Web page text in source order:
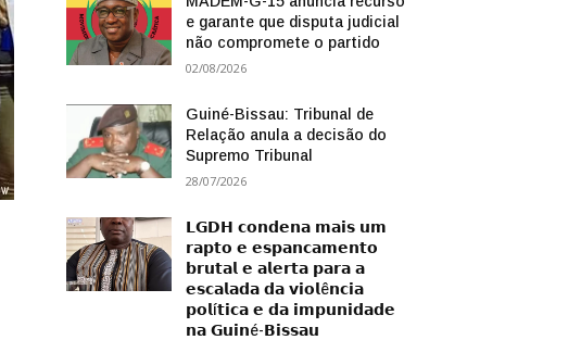
e garante que disputa judicial
não compromete o partido
02/08/2026
Guiné-Bissau: Tribunal de
Relação anula a decisão do
Supremo Tribunal
28/07/2026
𝗟𝗚𝗗𝗛 𝗰𝗼𝗻𝗱𝗲𝗻𝗮 𝗺𝗮𝗶𝘀 𝘂𝗺
𝗿𝗮𝗽𝘁𝗼 𝗲 𝗲𝘀𝗽𝗮𝗻𝗰𝗮𝗺𝗲𝗻𝘁𝗼
𝗯𝗿𝘂𝘁𝗮𝗹 𝗲 𝗮𝗹𝗲𝗿𝘁𝗮 𝗽𝗮𝗿𝗮 𝗮
𝗲𝘀𝗰𝗮𝗹𝗮𝗱𝗮 𝗱𝗮 𝘃𝗶𝗼𝗹ê𝗻𝗰𝗶𝗮
𝗽𝗼𝗹í𝘁𝗶𝗰𝗮 𝗲 𝗱𝗮 𝗶𝗺𝗽𝘂𝗻𝗶𝗱𝗮𝗱𝗲
𝗻𝗮 𝗚𝘂𝗶𝗻é-𝗕𝗶𝘀𝘀𝗮𝘂